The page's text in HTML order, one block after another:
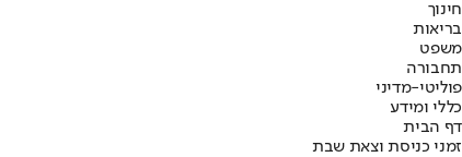
חינוך
בריאות
משפט
תחבורה
פוליטי-מדיני
כללי ומידע
דף הבית
זמני כניסת וצאת שבת